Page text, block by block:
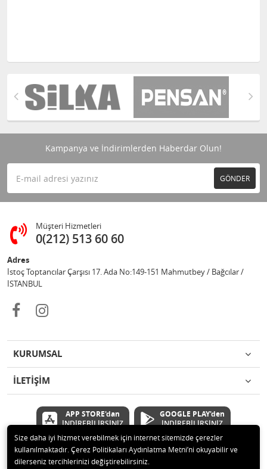
Kampanya ve İndirimlerden Haberdar Olun!
GÖNDER
Müşteri Hizmetleri
0(212) 513 60 60
Adres
İstoç Toptancılar Çarşısı 17. Ada No:149-151 Mahmutbey / Bağcılar /
İSTANBUL
KURUMSAL
İLETİŞİM
APP STORE'dan
İNDİREBİLİRSİNİZ
GOOGLE PLAY'den
İNDİREBİLİRSİNİZ
© 2020 Çetinkaya Elektronik Kırtasiye Oyuncak San ve Tic.Ltd.Şti Tüm
Size daha iyi hizmet verebilmek için internet sitemizde çerezler
kullanılmaktadır. Çerez Politikaları Aydınlatma Metni’ni okuyabilir ve
dilerseniz tercihlerinizi değiştirebilirsiniz.